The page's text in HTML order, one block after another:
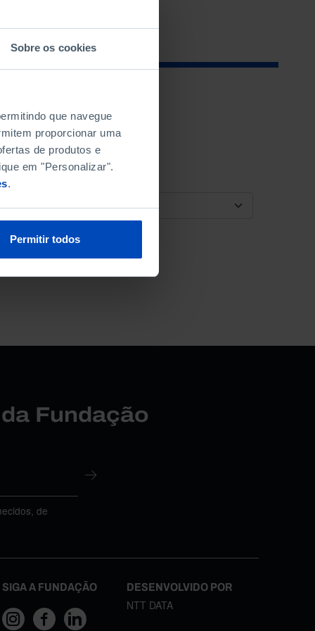
Sobre os cookies
que navegue
proporcionar uma
de produtos e
em "Personalizar".
.
Permitir todos
ORDENAR POR
Fundação
de
SIGA A FUNDAÇÃO DESENVOLVIDO POR
NTT DATA